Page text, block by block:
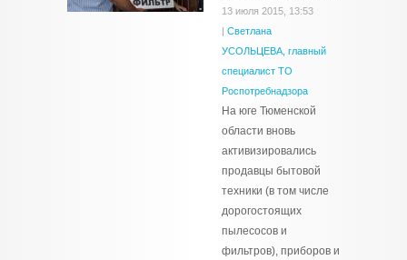
13 июля 2015, 13:53
| Светлана
УСОЛЬЦЕВА, главный
специалист ТО
Роспотребнадзора
На юге Тюменской
области вновь
активизировались
продавцы бытовой
техники (в том числе
дорогостоящих
пылесосов и
фильтров), приборов и